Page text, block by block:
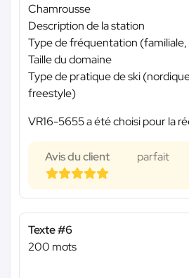
Chamrousse
Description de la station
Type de fréquentation
Taille du domaine
Type de pratique de ski
freestyle)
VR16-5655 a été choisi pour la
Avis du client parfait
Texte #6
200 mots